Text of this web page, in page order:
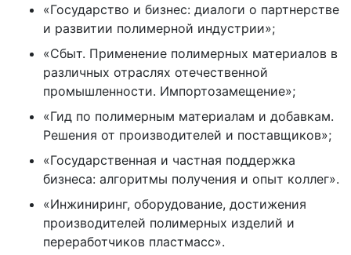
«Государство и бизнес: диалоги о партнерстве
и развитии полимерной индустрии»;
«Сбыт. Применение полимерных материалов в
различных отраслях отечественной
промышленности. Импортозамещение»;
«Гид по полимерным материалам и добавкам.
Решения от производителей и поставщиков»;
«Государственная и частная поддержка
бизнеса: алгоритмы получения и опыт коллег».
«Инжиниринг, оборудование, достижения
производителей полимерных изделий и
переработчиков пластмасс».